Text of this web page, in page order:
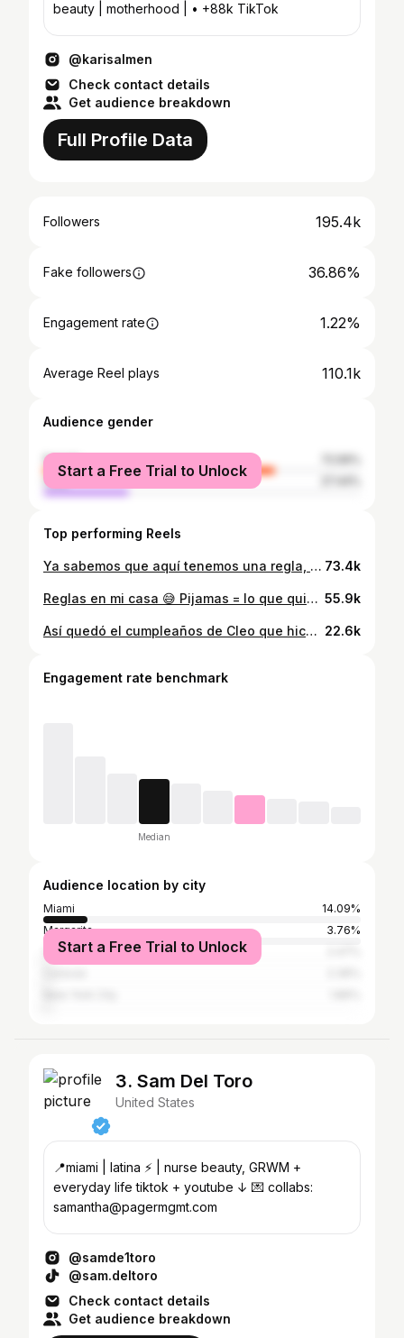
beauty | motherhood | • +88k TikTok
@karisalmen
Check contact details
Get audience breakdown
Full Profile Data
Followers 195.4k
Fake followers 36.86%
Engagement rate 1.22%
Average Reel plays 110.1k
Audience gender
female
male
Start a Free Trial to Unlock
Top performing Reels
Ya sabemos que aquí tenemos una regla, comenta QUIERO y te dejo mi lista en tu DM ✨ 73.4k
Reglas en mi casa 😅 Pijamas = lo que quieran Salir = tenemos una fórmula Así visto a mis hijos para que siempre se vean bien sin complicarme. Comenta KIDS y te dejo todo 🤍 Si están buscando más moda española @shopelrincondemaria es un súper lugar too 🤎 55.9k
Así quedó el cumpleaños de Cleo que hice junto a @karisalmen inspirado en el Mar, sirenas pero suuuper casero, si quieren replicarlo les dejamos todos los links!! Toda la decoración fue aproximadamente 600$ para una piñata. Que les pareció? Diseño by @matteriaagency Videito por @ztephgordon Comenta “QUIERO” y te pasamos todos los links 🐳 #cumpleanoscasero #seatheme #pinata 22.6k
Engagement rate benchmark
Median
Audience location by city
Miami
14.09%
Margarita
3.76%
Valencia
Start a Free Trial to Unlock
3. Sam Del Toro
United States
📍miami | latina ⚡️ | nurse beauty, GRWM +
everyday life tiktok + youtube ↓ 💌 collabs:
samantha@pagermgmt.com
@samde1toro
@sam.deltoro
Check contact details
Get audience breakdown